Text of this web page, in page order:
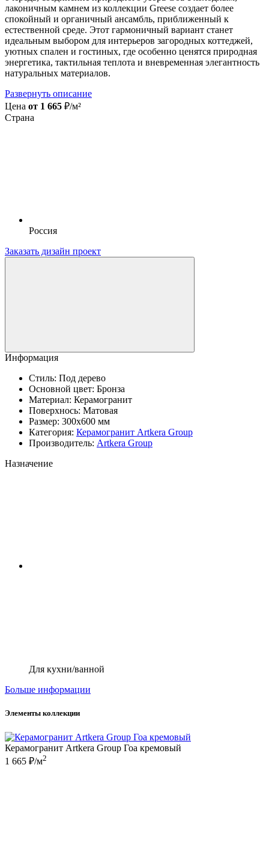
лаконичным камнем из коллекции Greese создает более
спокойный и органичный ансамбль, приближенный к
естественной среде. Этот гармоничный вариант станет
идеальным выбором для интерьеров загородных коттеджей,
уютных спален и гостиных, где особенно ценятся природная
энергетика, тактильная теплота и вневременная элегантность
натуральных материалов.
Развернуть описание
Цена от 1 665 ₽/м²
Страна
Россия
Заказать дизайн проект
Информация
Стиль: Под дерево
Основной цвет: Бронза
Материал: Керамогранит
Поверхнось: Матовая
Размер: 300x600 мм
Категория: Керамогранит Artkera Group
Производитель: Artkera Group
Назначение
Для кухни/ванной
Больше информации
Элементы коллекции
Керамогранит Artkera Group Гоа кремовый
1 665 ₽/м2